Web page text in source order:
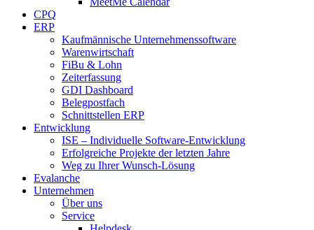
CPQ
ERP
Kaufmännische Unternehmenssoftware
Warenwirtschaft
FiBu & Lohn
Zeiterfassung
GDI Dashboard
Belegpostfach
Schnittstellen ERP
Entwicklung
ISE – Individuelle Software-Entwicklung
Erfolgreiche Projekte der letzten Jahre
Weg zu Ihrer Wunsch-Lösung
Evalanche
Unternehmen
Über uns
Service